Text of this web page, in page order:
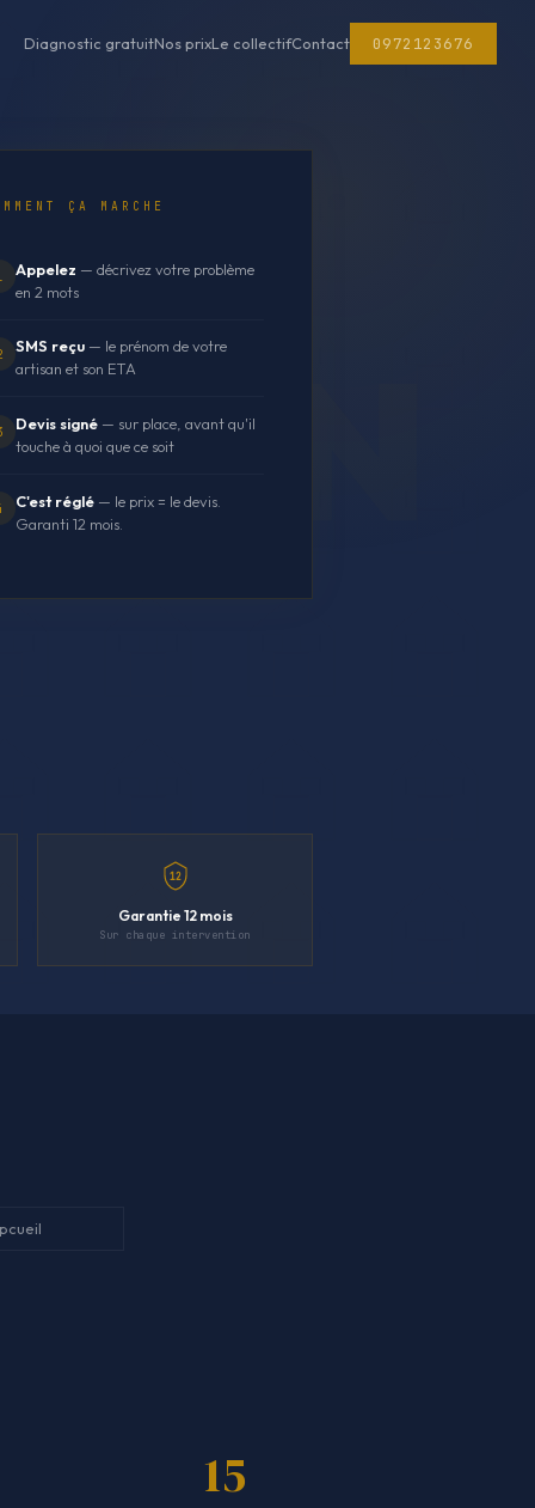
Diagnostic gratuitNos prixLe collectifContact 0972123676
ÇA MARCHE
Appelez — décrivez votre problème
en 2 mots
SMS reçu — le prénom de votre
artisan et son ETA
Devis signé — sur place, avant qu'il
touche à quoi que ce soit
C'est réglé — le prix = le devis.
Garanti 12 mois.
12
Garantie 12 mois
Sur chaque intervention
15